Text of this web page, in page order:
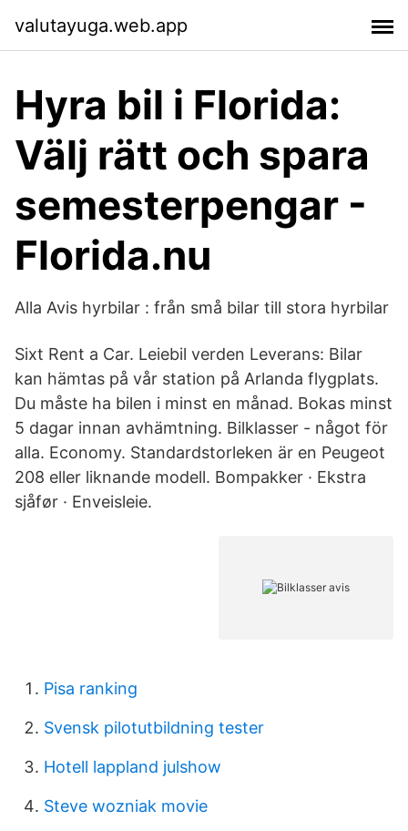
valutayuga.web.app
Hyra bil i Florida:
Välj rätt och spara
semesterpengar -
Florida.nu
Alla Avis hyrbilar : från små bilar till stora hyrbilar
Sixt Rent a Car. Leiebil verden Leverans: Bilar
kan hämtas på vår station på Arlanda flygplats.
Du måste ha bilen i minst en månad. Bokas minst
5 dagar innan avhämtning. Bilklasser - något för
alla. Economy. Standardstorleken är en Peugeot
208 eller liknande modell. Bompakker · Ekstra
sjåfør · Enveisleie.
Pisa ranking
Svensk pilotutbildning tester
Hotell lappland julshow
Steve wozniak movie